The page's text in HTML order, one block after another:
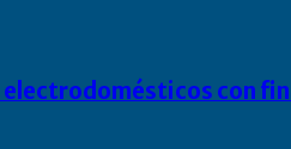
electrodomésticos con